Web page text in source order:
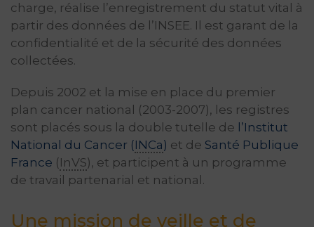
charge, réalise l’enregistrement du statut vital à
partir des données de l’INSEE. Il est garant de la
confidentialité et de la sécurité des données
collectées.
Depuis 2002 et la mise en place du premier
plan cancer national (2003-2007), les registres
sont placés sous la double tutelle de l’Institut
National du Cancer (INCa) et de Santé Publique
France (InVS), et participent à un programme
de travail partenarial et national.
Une mission de veille et de